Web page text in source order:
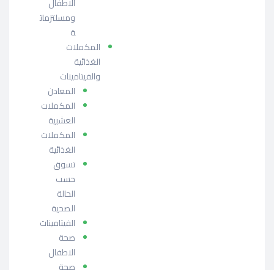
ومسلتزمات
ة
المكملات
الغذائية
والفيتامينات
المعادن
المكملات
العشبية
المكملات
الغذائية
تسوق
حسب
الحالة
الصحية
الفيتامينات
صحة
الاطفال